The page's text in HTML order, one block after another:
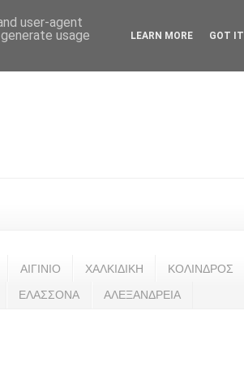
ΑΙΓΙΝΙΟ ΧΑΛΚΙΔΙΚΗ ΚΟΛΙΝΔΡΟΣ
ΕΛΑΣΣΟΝΑ ΑΛΕΞΑΝΔΡΕΙΑ
user-agent
usage
LEARN MORE GOT IT